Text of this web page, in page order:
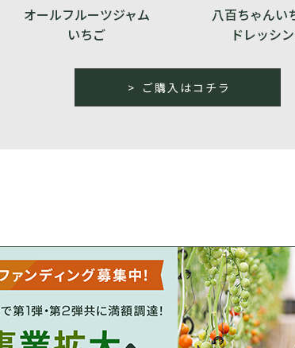
オールフルーツジャム
いちご
八百ちゃんい
ドレッシ
ご購入はコチラ